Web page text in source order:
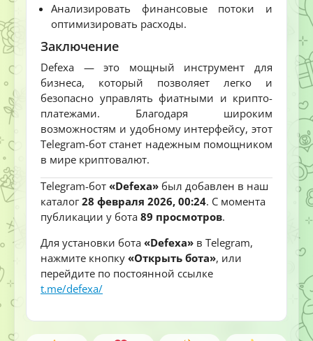
Анализировать финансовые потоки и
оптимизировать расходы.
Заключение
Defexa — это мощный инструмент для
бизнеса, который позволяет легко и
безопасно управлять фиатными и крипто-
платежами. Благодаря широким
возможностям и удобному интерфейсу, этот
Telegram-бот станет надежным помощником
в мире криптовалют.
Telegram-бот «Defexa» был добавлен в наш
каталог28 февраля 2026, 00:24. С момента
публикации у бота 89 просмотров.
Для установки бота «Defexa» в Telegram,
нажмите кнопку «Открыть бота», или
перейдите по постоянной ссылке
t.me/defexa/